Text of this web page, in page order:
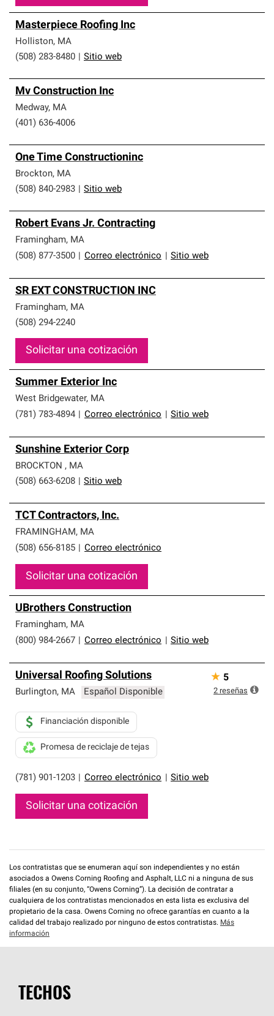
Masterpiece Roofing Inc
Holliston, MA
(508) 283-8480
Sitio web
Mv Construction Inc
Medway, MA
(401) 636-4006
One Time Constructioninc
Brockton, MA
(508) 840-2983
Sitio web
Robert Evans Jr. Contracting
Framingham, MA
(508) 877-3500
Correo electrónico Sitio web
SR EXT CONSTRUCTION INC
Framingham, MA
(508) 294-2240
Solicitar una cotización
Summer Exterior Inc
West Bridgewater, MA
(781) 783-4894
Correo electrónico Sitio web
Sunshine Exterior Corp
BROCKTON , MA
(508) 663-6208
Sitio web
TCT Contractors, Inc.
FRAMINGHAM, MA
(508) 656-8185
Correo electrónico
Solicitar una cotización
UBrothers Construction
Framingham, MA
(800) 984-2667
Correo electrónico Sitio web
Universal Roofing Solutions
Burlington, MA Español Disponible
(781) 901-1203 Correo electrónico Sitio web
Financiación disponible
Promesa de reciclaje de tejas
Solicitar una cotización
★ 5
2 reseñas
Los contratistas que se enumeran aquí son independientes y no están
asociados a Owens Corning Roofing and Asphalt, LLC ni a ninguna de sus
filiales (en su conjunto, “Owens Corning”). La decisión de contratar a
cualquiera de los contratistas mencionados en esta lista es exclusiva del
propietario de la casa. Owens Corning no ofrece garantías en cuanto a la
calidad del trabajo realizado por ninguno de estos contratistas. Más
información
TECHOS